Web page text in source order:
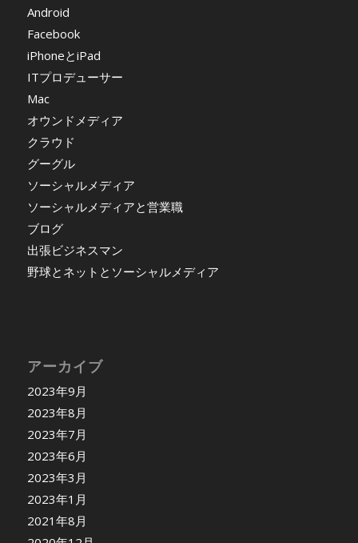
Android
Facebook
iPhoneとiPad
ITプロデューサー
Mac
オウンドメディア
クラウド
グーグル
ソーシャルメディア
ソーシャルメディアと営業職
ブログ
出張ビジネスマン
野球とネットとソーシャルメディア
アーカイブ
2023年9月
2023年8月
2023年7月
2023年6月
2023年3月
2023年1月
2021年8月